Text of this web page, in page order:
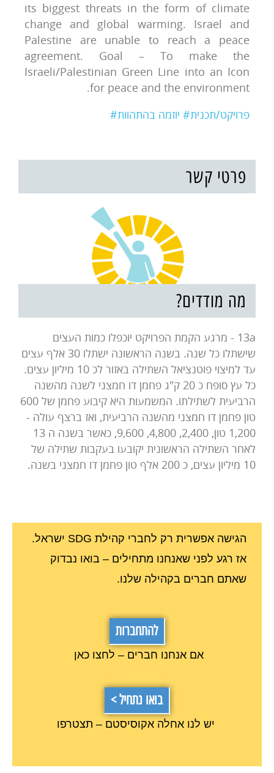
its biggest threats in the form of climate
change and global warming. Israel and
Palestine are unable to reach a peace
agreement. Goal – To make the
Israeli/Palestinian Green Line into an Icon
for peace and the environment.
יוזמה בהתהוות#
פרויקט/תכנית#
פרטי קשר
מה מודדים?
13a - מרגע הקמת הפרויקט יוכפלו כמות העצים
שישתלו כל שנה. בשנה הראשונה ישתלו 30 אלף עצים
עד למיצוי פוטנציאל השתילה באזור לכ 10 מיליון עצים.
כל עץ סופח כ 20 ק"ג פחמן דו חמצני לשנה מהשנה
הרביעית לשתילתו. המשמעות היא קיבוע פחמן של 600
טון פחמן דו חמצני מהשנה הרביעית, ואז ברצף עולה -
1,200 טון, 2,400, 4,800, 9,600, כאשר בשנה ה 13
לאחר השתילה הראשונית יקובעו בעקבות שתילה של
10 מיליון עצים, כ 200 אלף טון פחמן דו חמצני בשנה.
הגישה אפשרית רק לחברי קהילת SDG ישראל.
אז רגע לפני שאנחנו מתחילים – בואו נבדוק
שאתם חברים בקהילה שלנו.
להתחברות
אם אנחנו חברים – לחצו כאן
בואו נתחיל >
יש לנו אחלה אקוסיסטם – תצטרפו